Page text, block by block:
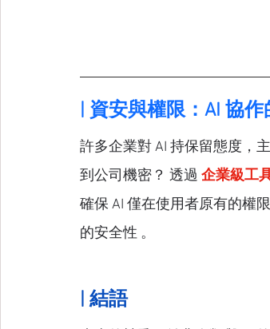
| 資安與權限：AI 協
許多企業對 AI 持保留態度，
到公司機密？ 透過 企業級工
確保 AI 僅在使用者原有的權
的安全性 。
| 結語